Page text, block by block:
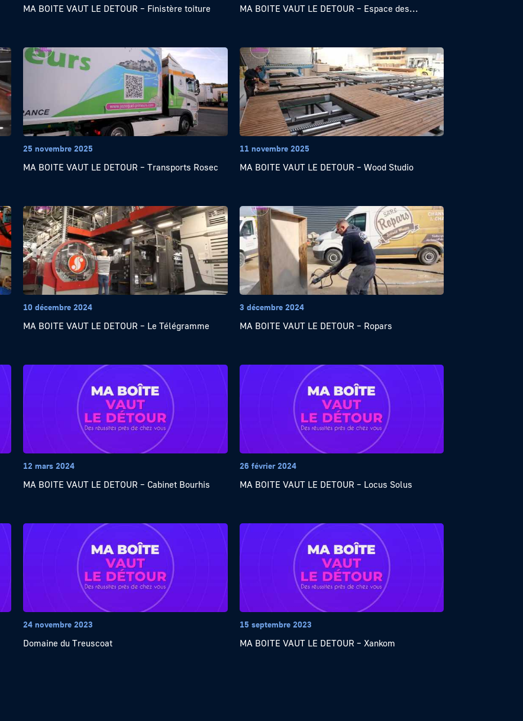
MA BOITE VAUT LE DETOUR – Finistère toiture MA BOITE VAUT LE DETOUR – Espace des...
25 novembre 2025
MA BOITE VAUT LE DETOUR – Transports Rosec
11 novembre 2025
MA BOITE VAUT LE DETOUR – Wood Studio
10 décembre 2024
MA BOITE VAUT LE DETOUR – Le Télégramme
3 décembre 2024
MA BOITE VAUT LE DETOUR – Ropars
12 mars 2024
MA BOITE VAUT LE DETOUR – Cabinet Bourhis
26 février 2024
MA BOITE VAUT LE DETOUR – Locus Solus
24 novembre 2023
Domaine du Treuscoat
15 septembre 2023
MA BOITE VAUT LE DETOUR – Xankom